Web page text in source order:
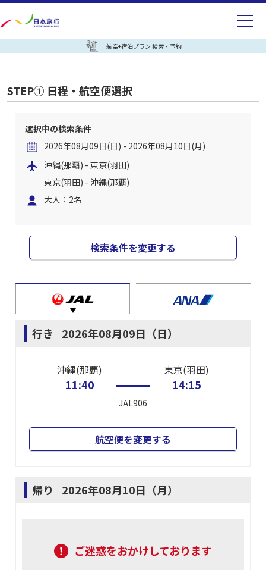
航空+宿泊プラン 検索・予約
STEP① 日程・航空便選択
選択中の検索条件
2026年08月09日(日) - 2026年08月10日(月)
沖縄(那覇) - 東京(羽田)
東京(羽田) - 沖縄(那覇)
大人：2名
検索条件を変更する
行き 2026年08月09日（日）
沖縄(那覇)
11:40
JAL906
東京(羽田)
14:15
航空便を変更する
帰り 2026年08月10日（月）
ご迷惑をおかけしております